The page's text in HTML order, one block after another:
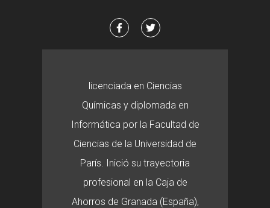
licenciada en Ciencias
Químicas y diplomada en
Informática por la Facultad de
Ciencias de la Universidad de
París. Inició su trayectoria
profesional en la Caja de
Ahorros de Granada (España),